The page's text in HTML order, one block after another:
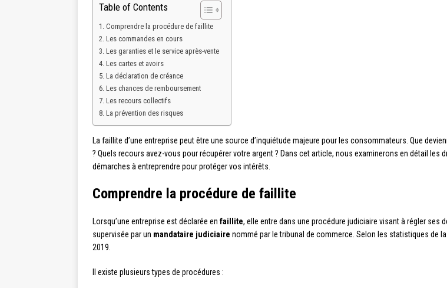
Table of Contents
Comprendre la procédure de faillite
Les commandes en cours
Les garanties et le service après-vente
Les cartes et avoirs
La déclaration de créance
Les chances de remboursement
Les recours collectifs
La prévention des risques
La faillite d’une entreprise peut être une source d’inquiétude majeure pour les consommateurs. Que
? Quels recours avez-vous pour récupérer votre argent ? Dans cet article, nous examinerons en détail
démarches à entreprendre pour protéger vos intérêts.
Comprendre la procédure de faillite
Lorsqu’une entreprise est déclarée en faillite, elle entre dans une procédure judiciaire visant à régler
supervisée par un mandataire judiciaire nommé par le tribunal de commerce. Selon les statistiques de la
2019.
Il existe plusieurs types de procédures :